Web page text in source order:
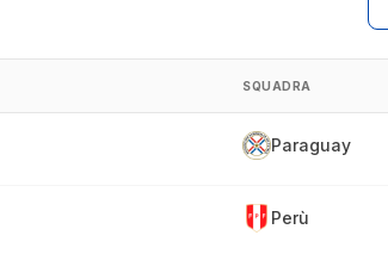
SQUADRA
Paraguay
Perù